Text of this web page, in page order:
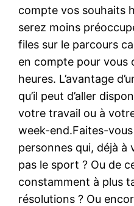
compte vos souhaits
serez moins
files sur le parcours
en compte pour vous
heures. L’avantage
qu’il peut d’aller
votre travail ou à
week-end.Faites-
personnes qui, déjà à
pas le sport ? Ou de
constamment à plus
résolutions ? Ou